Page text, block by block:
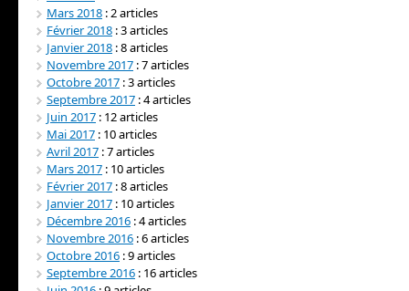
Mars 2018 : 2 articles
Février 2018 : 3 articles
Janvier 2018 : 8 articles
Novembre 2017 : 7 articles
Octobre 2017 : 3 articles
Septembre 2017 : 4 articles
Juin 2017 : 12 articles
Mai 2017 : 10 articles
Avril 2017 : 7 articles
Mars 2017 : 10 articles
Février 2017 : 8 articles
Janvier 2017 : 10 articles
Décembre 2016 : 4 articles
Novembre 2016 : 6 articles
Octobre 2016 : 9 articles
Septembre 2016 : 16 articles